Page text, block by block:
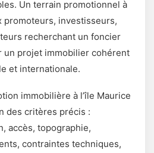
Un terrain promotionnel à
promoteurs, investisseurs,
recherchant un foncier
un projet immobilier cohérent
et internationale.
immobilière à l’île Maurice
des critères précis :
accès, topographie,
contraintes techniques,